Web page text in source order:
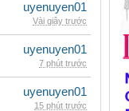
uyenuyen01
Vài giây trước
uyenuyen01
7 phút trước
uyenuyen01
15 phút trước